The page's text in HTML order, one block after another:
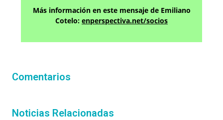
Más información en este mensaje de Emiliano
Cotelo: enperspectiva.net/socios
Comentarios
Noticias Relacionadas